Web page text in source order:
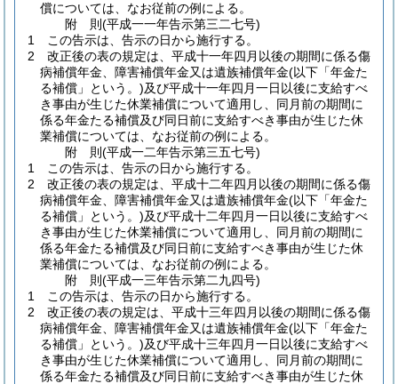
償については、なお従前の例による。
附 則(平成一一年告示第三二七号)
1
この告示は、告示の日から施行する。
2
改正後の表の規定は、平成十一年四月以後の期間に係る傷
病補償年金、障害補償年金又は遺族補償年金(以下「年金た
る補償」という。)及び平成十一年四月一日以後に支給すべ
き事由が生じた休業補償について適用し、同月前の期間に
係る年金たる補償及び同日前に支給すべき事由が生じた休
業補償については、なお従前の例による。
附 則(平成一二年告示第三五七号)
1
この告示は、告示の日から施行する。
2
改正後の表の規定は、平成十二年四月以後の期間に係る傷
病補償年金、障害補償年金又は遺族補償年金(以下「年金た
る補償」という。)及び平成十二年四月一日以後に支給すべ
き事由が生じた休業補償について適用し、同月前の期間に
係る年金たる補償及び同日前に支給すべき事由が生じた休
業補償については、なお従前の例による。
附 則(平成一三年告示第二九四号)
1
この告示は、告示の日から施行する。
2
改正後の表の規定は、平成十三年四月以後の期間に係る傷
病補償年金、障害補償年金又は遺族補償年金(以下「年金た
る補償」という。)及び平成十三年四月一日以後に支給すべ
き事由が生じた休業補償について適用し、同月前の期間に
係る年金たる補償及び同日前に支給すべき事由が生じた休